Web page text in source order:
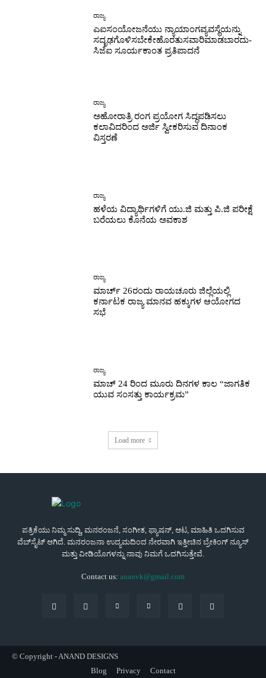
ರಾಜ್ಯ
ಎಐಸಂಯೋಜನೆಯು ನ್ಯಾಯಾಂಗವ್ಯವಸ್ಥೆಯನ್ನು
ಸದೃಢಗೊಳಿಸಬೇಕೇಹೊರತುಸವಾರಿಮಾಡಬಾರದು-
ಸಿಜೆಐ ಸೂರ್ಯಕಾಂತ ಪ್ರತಿಪಾದನೆ
ರಾಜ್ಯ
ಅಹೋರಾತ್ರಿ ರಂಗ ಪ್ರಯೋಗ ಸಿದ್ಧಪಡಿಸಲು
ಕಲಾವಿದರಿಂದ ಅರ್ಜಿ ಸ್ವೀಕರಿಸುವ ದಿನಾಂಕ
ವಿಸ್ತರಣೆ
ರಾಜ್ಯ
ಹಳೆಯ ವಿದ್ಯಾರ್ಥಿಗಳಿಗೆ ಯು.ಜಿ ಮತ್ತು ಪಿ.ಜಿ ಪರೀಕ್ಷೆ
ಬರೆಯಲು ಕೊನೆಯ ಅವಕಾಶ
ರಾಜ್ಯ
ಮಾರ್ಚ್ 26ರಂದು ರಾಯಚೂರು ಜಿಲ್ಲೆಯಲ್ಲಿ
ಕರ್ನಾಟಕ ರಾಜ್ಯ ಮಾನವ ಹಕ್ಕುಗಳ ಆಯೋಗದ
ಸಭೆ
ರಾಜ್ಯ
ಮಾಚ್ 24 ರಿಂದ ಮೂರು ದಿನಗಳ ಕಾಲ “ಜಾಗತಿಕ
ಯುವ ಸಂಸತ್ತು ಕಾರ್ಯಕ್ರಮ”
Load more
ಪತ್ರಿಕೆಯು ನಿಮ್ಮ ಸುದ್ದಿ, ಮನರಂಜನೆ, ಸಂಗೀತ, ಫ್ಯಾಷನ್, ಆಟ, ಮಾಹಿತಿ ಒದಗಿಸುವ
ವೆಬ್‌ಸೈಟ್ ಆಗಿದೆ. ಮನರಂಜನಾ ಉದ್ಯಮದಿಂದ ನೇರವಾಗಿ ಇತ್ತೀಚಿನ ಬ್ರೇಕಿಂಗ್ ನ್ಯೂಸ್
ಮತ್ತು ವೀಡಿಯೊಗಳನ್ನು ನಾವು ನಿಮಗೆ ಒದಗಿಸುತ್ತೇವೆ.
Contact us: ananvk@gmail.com
© Copyright - ANAND DESIGNS
Blog
Privacy Contact